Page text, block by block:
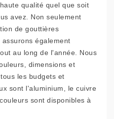
qualité quel que soit
avez. Non seulement
de gouttières
également
au long de l'année. Nous
dimensions et
les budgets et
sont l'aluminium, le cuivre
sont disponibles à